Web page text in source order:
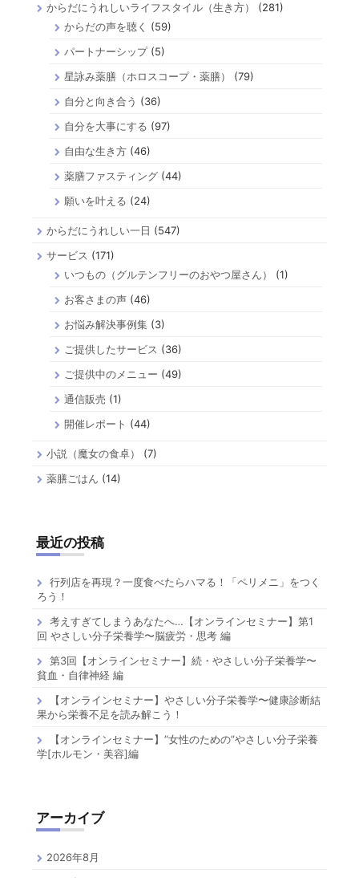
からだにうれしいライフスタイル（生き方）
(281)
からだの声を聴く
(59)
パートナーシップ(5)
星詠み薬膳（ホロスコープ・薬膳）
(79)
自分と向き合う (36)
自分を大事にする (97)
自由な生き方 (46)
薬膳ファスティング (44)
願いを叶える (24)
からだにうれしい一日 (547)
サービス (171)
いつもの（グルテンフリーのおやつ屋さん）
(1)
お客さまの声 (46)
お悩み解決事例集 (3)
ご提供したサービス (36)
ご提供中のメニュー (49)
通信販売 (1)
開催レポート (44)
小説（魔女の食卓）
(7)
薬膳ごはん (14)
最近の投稿
行列店を再現？一度食べたらハマる！「ペリメニ」をつく
ろう！
考えすぎてしまうあなたへ…【オンラインセミナー】第1
回 やさしい分子栄養学〜脳疲労・思考 編
第3回【オンラインセミナー】続・やさしい分子栄養学〜
貧血・自律神経 編
【オンラインセミナー】やさしい分子栄養学〜健康診断結
果から栄養不足を読み解こう！
【オンラインセミナー】”女性のための”やさしい分子栄養
学[ホルモン・美容]編
アーカイブ
2026年8月